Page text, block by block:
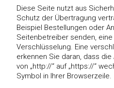
Diese Seite nutzt aus
Schutz der Übertragung
Beispiel Bestellungen oder
Seitenbetreiber senden, eine
Verschlüsselung. Eine
erkennen Sie daran, dass
von „http://“ auf „https://“
Symbol in Ihrer Browserzeile.